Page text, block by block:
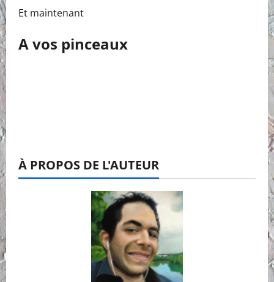
Et maintenant
A vos pinceaux
À PROPOS DE L'AUTEUR